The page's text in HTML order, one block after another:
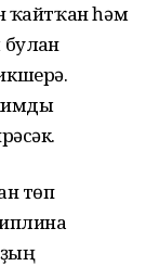
ҡайтҡан һәм
төп